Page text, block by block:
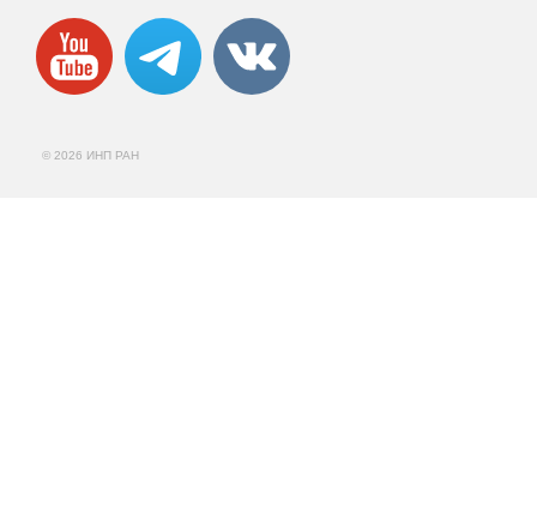
© 2026 ИНП РАН